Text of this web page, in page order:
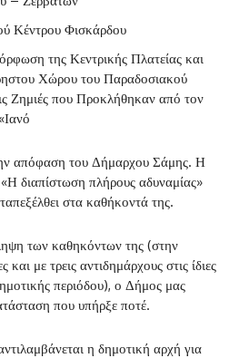
Κέντρου Φισκάρδου
της Κεντρικής Πλατείας και
Χώρου του Παραδοσιακού
Ζημιές που Προκλήθηκαν από τον
απόφαση του Δήμαρχου Σάμης. Η
διαπίστωση πλήρους αδυναμίας»
στα καθήκοντά της.
των καθηκόντων της (στην
με τρεις αντιδημάρχους στις ίδιες
περιόδου), ο Δήμος μας
που υπήρξε ποτέ.
η δημοτική αρχή για